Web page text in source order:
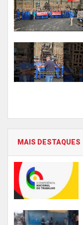
MAIS DESTAQUES